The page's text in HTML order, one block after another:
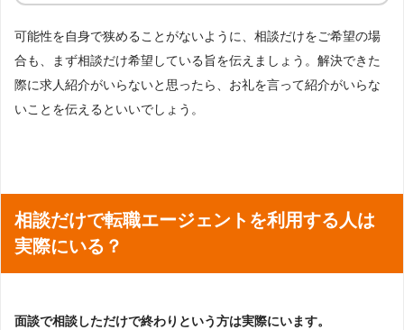
可能性を自身で狭めることがないように、相談だけをご希望の場
合も、まず相談だけ希望している旨を伝えましょう。解決できた
際に求人紹介がいらないと思ったら、お礼を言って紹介がいらな
いことを伝えるといいでしょう。
相談だけで転職エージェントを利用する人は
実際にいる？
面談で相談しただけで終わりという方は実際にいます。